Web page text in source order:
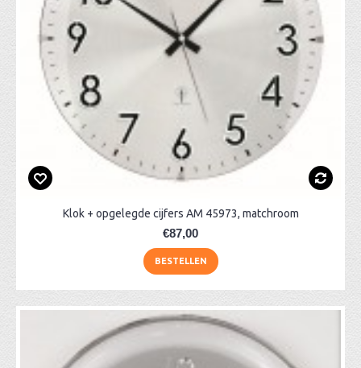
Klok + opgelegde cijfers AM 45973, matchroom
€87,00
BESTELLEN